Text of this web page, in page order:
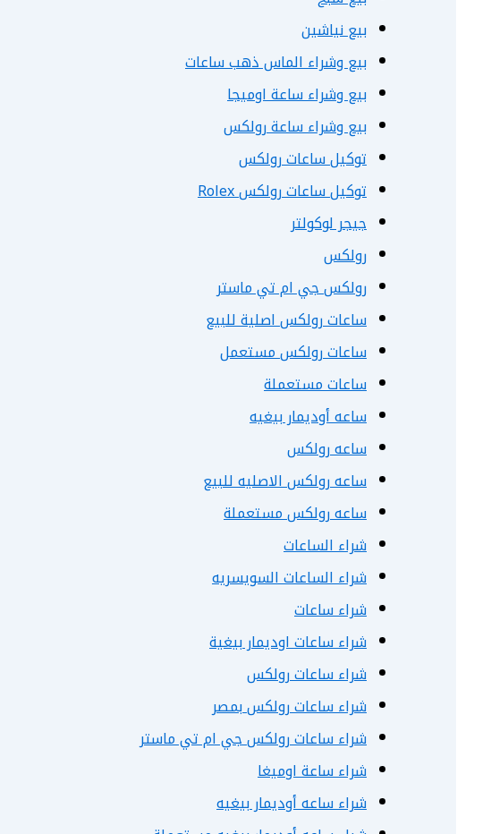
بيع نياشين
بيع وشراء الماس ذهب ساعات
بيع وشراء ساعة اوميجا
بيع وشراء ساعة رولكس
توكيل ساعات رولكس
توكيل ساعات رولكس Rolex
جيجر لوكولتر
رولكس
رولكس جي ام تي ماستر
ساعات رولكس اصلية للبيع
ساعات رولكس مستعمل
ساعات مستعملة
ساعه أوديمار بيغيه
ساعه رولكس
ساعه رولكس الاصليه للبيع
ساعه رولكس مستعملة
شراء الساعات
شراء الساعات السويسريه
شراء ساعات
شراء ساعات اوديمار بيغية
شراء ساعات رولكس
شراء ساعات رولكس بمصر
شراء ساعات رولكس جي ام تي ماستر
شراء ساعة اوميغا
شراء ساعه أوديمار بيغيه